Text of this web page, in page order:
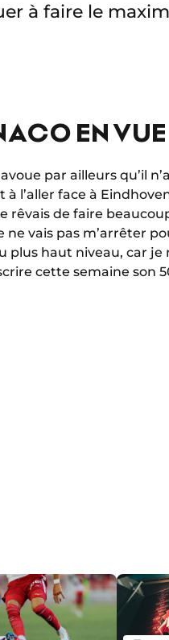
à faire le
EN
par ailleurs qu’il
à l’aller face à
rêvais de faire
vais pas m’arrêter
haut niveau, car je
cette semaine son